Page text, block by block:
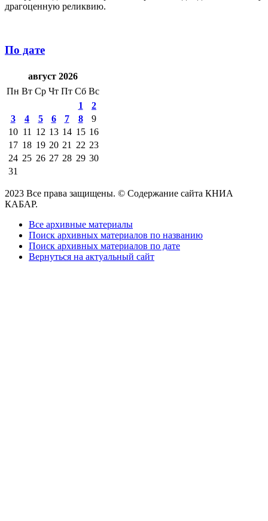
драгоценную реликвию.
По дате
август 2026
Пн Вт Ср Чт Пт Сб Вс
1
2
3
4 5 6 7 8
9
10 11 12 13 14 15 16
17 18 19 20 21 22 23
24 25 26 27 28 29 30
31
2023 Все права защищены. © Содержание сайта КНИА
КАБАР.
Все архивные материалы
Поиск архивных материалов по названию
Поиск архивных материалов по дате
Вернуться на актуальный сайт